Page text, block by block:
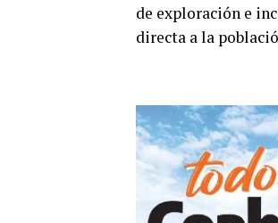
de exploración e
directa a la